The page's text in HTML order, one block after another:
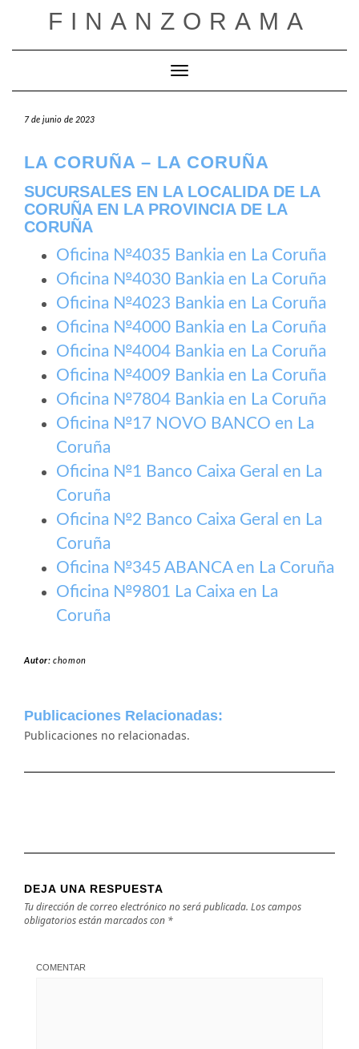
FINANZORAMA
Cambiar modo de navegación
7 de junio de 2023
LA CORUÑA – LA CORUÑA
SUCURSALES EN LA LOCALIDA DE LA
CORUÑA EN LA PROVINCIA DE LA
CORUÑA
Oficina №4035 Bankia en La Coruña
Oficina №4030 Bankia en La Coruña
Oficina №4023 Bankia en La Coruña
Oficina №4000 Bankia en La Coruña
Oficina №4004 Bankia en La Coruña
Oficina №4009 Bankia en La Coruña
Oficina №7804 Bankia en La Coruña
Oficina №17 NOVO BANCO en La
Coruña
Oficina №1 Banco Caixa Geral en La
Coruña
Oficina №2 Banco Caixa Geral en La
Coruña
Oficina №345 ABANCA en La Coruña
Oficina №9801 La Caixa en La
Coruña
Autor:chomon
Publicaciones Relacionadas:
Publicaciones no relacionadas.
DEJA UNA RESPUESTA
Tu dirección de correo electrónico no será publicada. Los campos
obligatorios están marcados con *
COMENTAR